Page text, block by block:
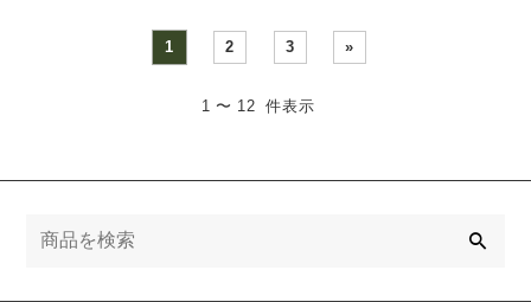
1 2 3 »
1 〜 12 件表示